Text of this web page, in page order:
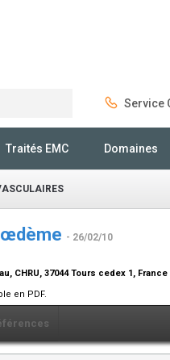
Service
Traités EMC Domaines
- 26/02/10
CHRU, 37044 Tours cedex 1, France
en PDF.